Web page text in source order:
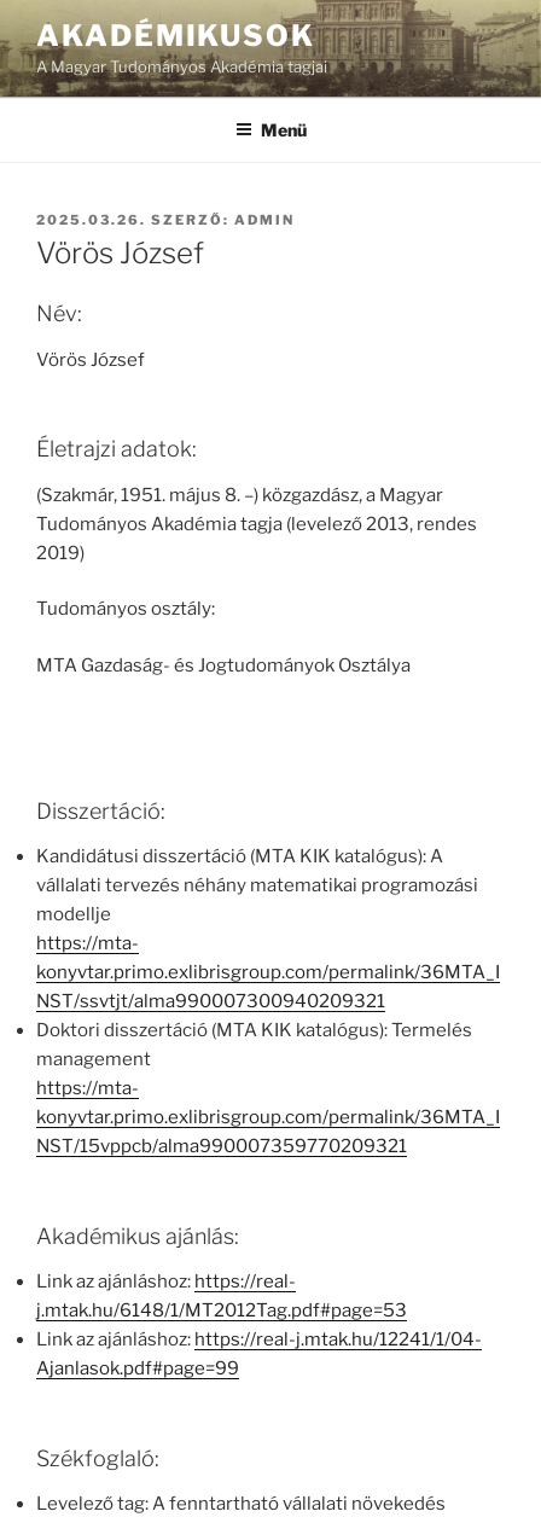
AKADÉMIKUSOK
A Magyar Tudományos Akadémia tagjai
Menü
BEKÜLDVE:
2025.03.26. SZERZŐ: ADMIN
Vörös József
Név:
Vörös József
Életrajzi adatok:
(Szakmár, 1951. május 8. –) közgazdász, a Magyar
Tudományos Akadémia tagja (levelező 2013, rendes
2019)
Tudományos osztály:
MTA Gazdaság- és Jogtudományok Osztálya
Disszertáció:
Kandidátusi disszertáció (MTA KIK katalógus): A
vállalati tervezés néhány matematikai programozási
modellje
https://mta-
konyvtar.primo.exlibrisgroup.com/permalink/36MTA_I
NST/ssvtjt/alma990007300940209321
Doktori disszertáció (MTA KIK katalógus): Termelés
management
https://mta-
konyvtar.primo.exlibrisgroup.com/permalink/36MTA_I
NST/15vppcb/alma990007359770209321
Akadémikus ajánlás:
Link az ajánláshoz: https://real-
j.mtak.hu/6148/1/MT2012Tag.pdf#page=53
Link az ajánláshoz: https://real-j.mtak.hu/12241/1/04-
Ajanlasok.pdf#page=99
Székfoglaló:
Levelező tag: A fenntartható vállalati növekedés